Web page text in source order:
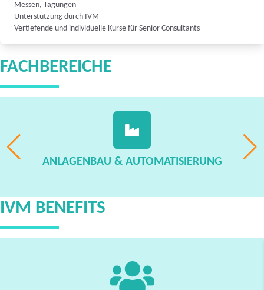
Messen, Tagungen
Unterstützung durch IVM
Vertiefende und individuelle Kurse für Senior Consultants
FACHBEREICHE
ANLAGENBAU & AUTOMATISIERUNG
IVM BENEFITS